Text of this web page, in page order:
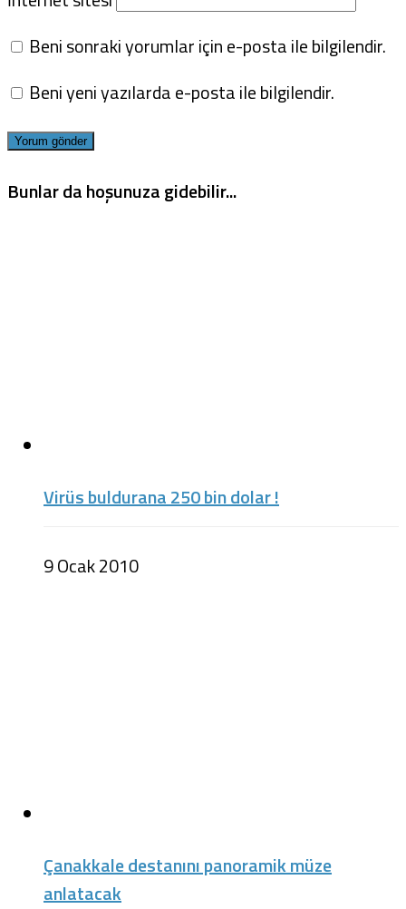
Beni sonraki yorumlar için e-posta ile bilgilendir.
Beni yeni yazılarda e-posta ile bilgilendir.
Bunlar da hoşunuza gidebilir...
Virüs buldurana 250 bin dolar !
9 Ocak 2010
Çanakkale destanını panoramik müze
anlatacak